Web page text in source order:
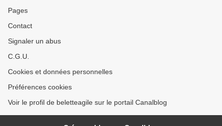
Pages
Contact
Signaler un abus
C.G.U.
Cookies et données personnelles
Préférences cookies
Voir le profil de beletteagile sur le portail Canalblog